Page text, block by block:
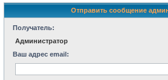
Отправить сообщение
Получатель:
Администратор
Ваш адрес email: